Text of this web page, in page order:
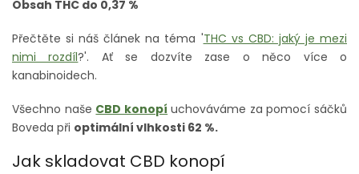
Obsah THC do 0,37 %
Přečtěte si náš článek na téma 'THC vs CBD: jaký je mezi
nimi rozdíl?'. Ať se dozvíte zase o něco více o
kanabinoidech.
Všechno naše CBD konopí uchováváme za pomocí sáčků
Boveda při optimální vlhkosti 62 %.
Jak skladovat CBD konopí